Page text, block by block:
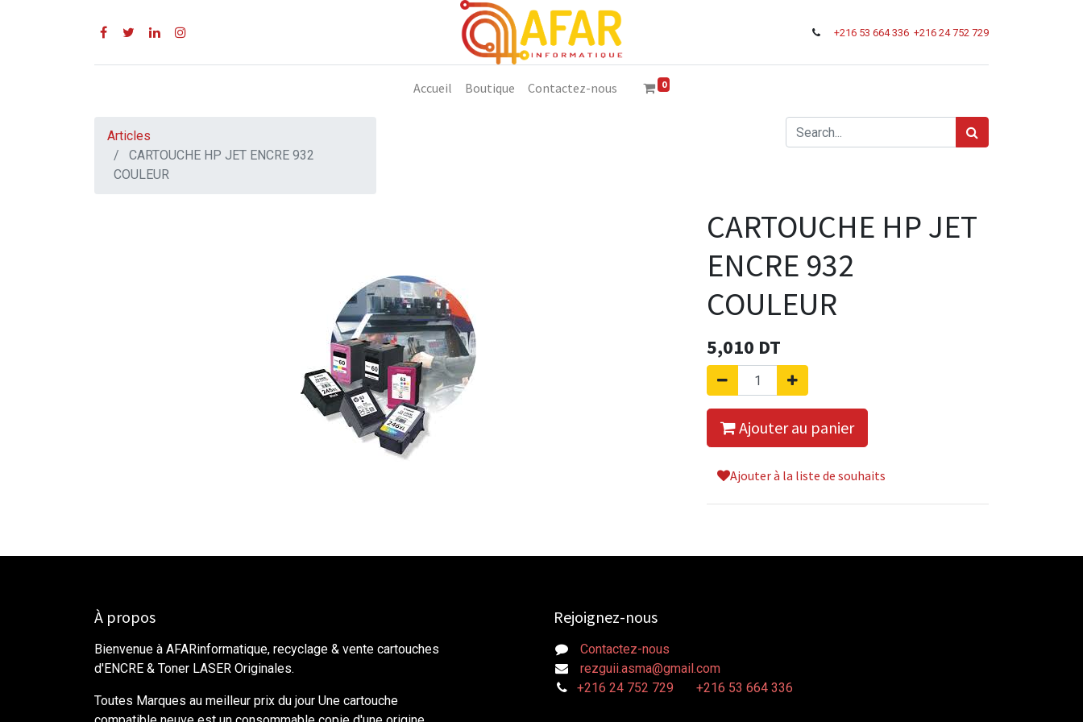
+216 53 664 336 +216 24 752 729
Accueil Boutique Contactez-nous 0
Articles
CARTOUCHE HP JET ENCRE 932
COULEUR
CARTOUCHE HP JET
ENCRE 932
COULEUR
5,010 DT
Ajouter au panier
Ajouter à la liste de souhaits
À propos
Bienvenue à AFARinformatique, recyclage & vente cartouches
d'ENCRE & Toner LASER Originales.
Toutes Marques au meilleur prix du jour Une cartouche
Rejoignez-nous
Contactez-nous
rezguii.asma@gmail.com
+216 24 752 729
+216 53 664 336